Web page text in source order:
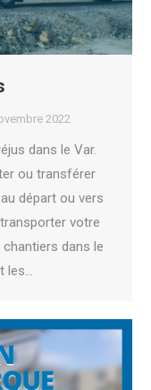
2022
dans le Var.
ou transférer
départ ou vers
votre
dans le
les…